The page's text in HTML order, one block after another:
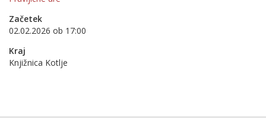
Začetek
02.02.2026 ob 17:00
Kraj
Knjižnica Kotlje